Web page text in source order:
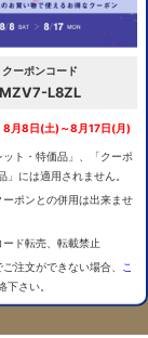
クーポンコード
MZV7-L8ZL
8月8日(土)～8月17日(月)
ト・特価品」、「クーポ
」には適用されません。
ポンとの併用は出来ませ
ド転売、転載禁止
注文ができない場合、
こ
下さい。
プ
フランスベッ
リープバイオ
ド…